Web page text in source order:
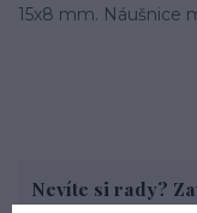
15x8 mm. Náušnice
Nevíte si rady?